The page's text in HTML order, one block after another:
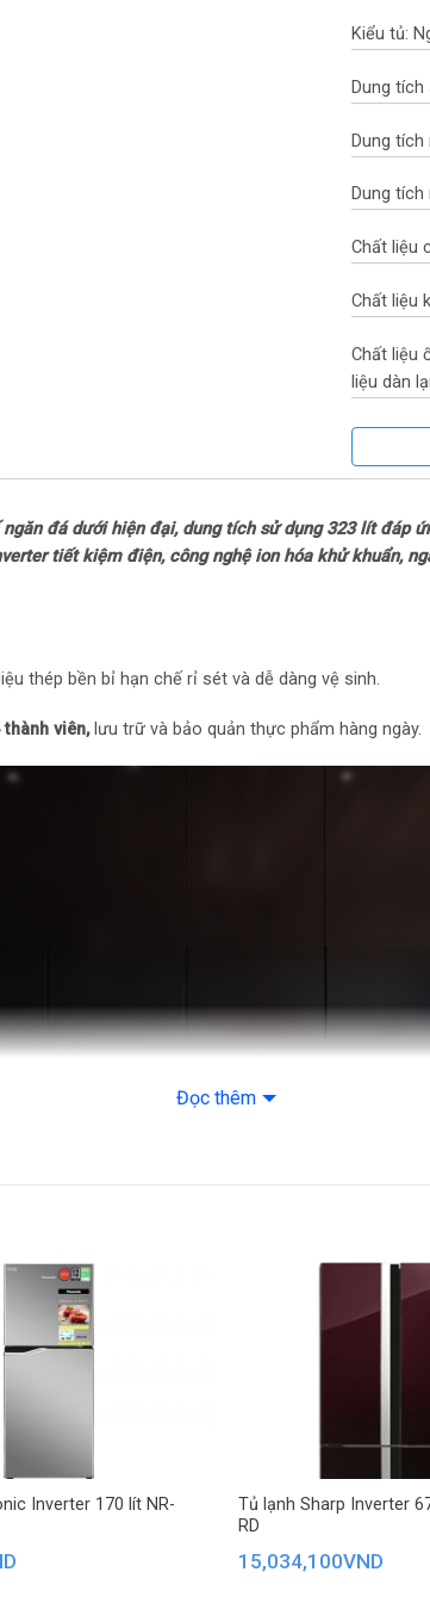
Kiểu tủ:
Dung
Dung
Dung tích
Chất liệu
Chất liệu
Chất liệu
liệu dàn
Năm ra
Mức tiêu
Công
Công
–
Kích
72.8 cm
đá dưới hiện đại, dung tích sử dụng 323 lít
tiết kiệm điện, công nghệ ion hóa khử khuẩn,
thép bền bỉ hạn chế rỉ sét và dễ dàng vệ sinh.
thành viên,lưu trữ và bảo quản thực phẩm hàng ngày.
làm nhiều kệ, có Max Fresh
Đọc thêm
Inverter 170 lít NR-
Tủ lạnh Sharp Inverter
RD
15,034,100VND